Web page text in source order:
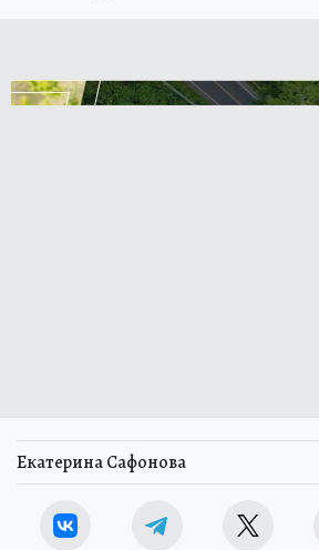
Екатерина Сафонова